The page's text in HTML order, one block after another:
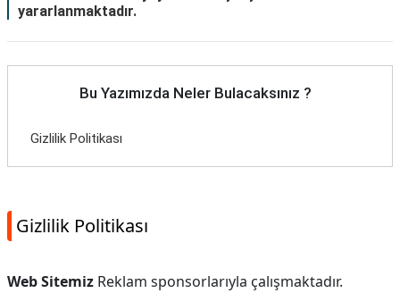
yararlanmaktadır.
Bu Yazımızda Neler Bulacaksınız ?
Gizlilik Politikası
Gizlilik Politikası
Web Sitemiz Reklam sponsorlarıyla çalışmaktadır.